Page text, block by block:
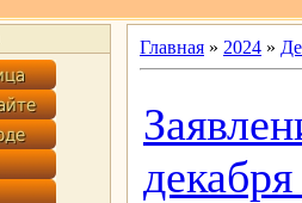
Главная » 2024 »